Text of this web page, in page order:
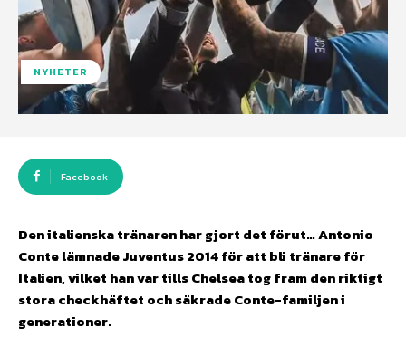
NYHETER
Facebook
Den italienska tränaren har gjort det förut… Antonio
Conte lämnade Juventus 2014 för att bli tränare för
Italien, vilket han var tills Chelsea tog fram den riktigt
stora checkhäftet och säkrade Conte-familjen i
generationer.